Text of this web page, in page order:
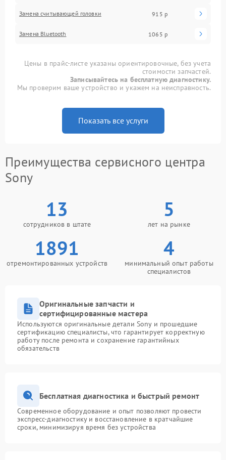
Замена считывающей головки 915 р
Замена Bluetooth 1065 р
Цены в прайс-листе указаны ориентировочные, без учета
стоимости запчастей.
Записывайтесь на бесплатную диагностику.
Мы проверим ваше устройство и укажем на неисправность.
Показать все услуги
Преимущества сервисного центра
Sony
13
сотрудников в штате
5
лет на рынке
1891
отремонтированных устройств
4
минимальный опыт работы
специалистов
Оригинальные запчасти и
сертифицированные мастера
Используются оригинальные детали Sony и прошедшие
сертификацию специалисты, что гарантирует корректную
работу после ремонта и сохранение гарантийных
обязательств
Бесплатная диагностика и быстрый ремонт
Современное оборудование и опыт позволяют провести
экспресс-диагностику и восстановление в кратчайшие
сроки, минимизируя время без устройства